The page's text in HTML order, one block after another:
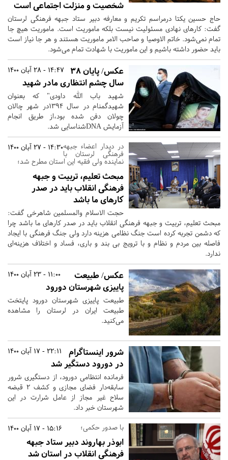
شخصیت و منزلت اجتماعی است
حاج حسین یکتا درمراسم تکریم و معارفه دبیر ستاد جبهه فرهنگی لرستان
گفت: کارهای نهادی مسئولیت نیست بلکه ماموریت است. ماموریت هیچ جا
تمام نمی‌شود. خاتم الاوصیا و صاحب الامر ماموریت هستند و هر جا نیاز است
باید حضور داشته باشیم و این ماموریت با شهادت تمام می‌شود.
14:47 - 28 آبان 1400
عکس/ پایان ۳۸
سال چشم انتظاری مادر شهید
شهید باب الله داودی" که بعنوان
شهیدگمنام در سال ۱۳۹۴در شهر چالان
چولان دفن شده بود،از طریق انجام
آزمایش DNAشناسایی شد.
14:30 - 27 آبان 1400در دیدار اعضاء جبهه
فرهنگی لرستان با
نماینده ولی فقیه این استان مطرح شد؛
مبحث تعلیم، تربیت و جبهه
فرهنگی انقلاب باید در صدر
کارهای ما باشد
حجت الاسلام والمسلمین شاهرخی گفت:
مبحث تعلیم، تربیت و جبهه فرهنگی انقلاب باید در صدر کارهای ما باشد چرا
که دشمن تجربه کرده است جنگ نظامی هزینه دارد ولی جنگ فرهنگی با ایجاد
فاصله بین مردم و نظام و با ترویج بی بند و باری، فساد و اختلاف هزینه‌ای
ندارد.
11:00 - 23 آبان 1400
عکس/ طبیعت
پاییزی شهرستان دورود
طبیعت پاییزی شهرستان دورود پایتخت
طبیعت ایران در لرستان را مشاهده
می‌کنید.
22:11 - 17 آبان 1400
شرور اینستاگرام
در دورود دستگیر شد
فرمانده انتظامی دورود، از دستگیری شرور
سابقه‌دار فضای مجازی و کشف ۲ قبضه
سلاح غیر مجاز از عامل شرارت در این
شهرستان خبر داد.
15:16 - 17 آبان 1400 با صدور حکمی؛
ابوذر بهاروند دبیر ستاد جبهه
فرهنگی انقلاب در استان شد